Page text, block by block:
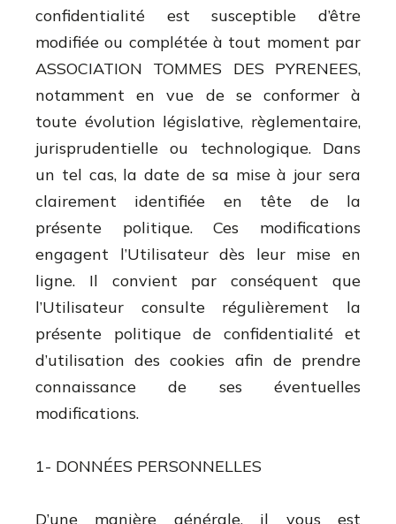
confidentialité est susceptible d’être
modifiée ou complétée à tout moment par
ASSOCIATION TOMMES DES PYRENEES,
notamment en vue de se conformer à
toute évolution législative, règlementaire,
jurisprudentielle ou technologique. Dans
un tel cas, la date de sa mise à jour sera
clairement identifiée en tête de la
présente politique. Ces modifications
engagent l’Utilisateur dès leur mise en
ligne. Il convient par conséquent que
l’Utilisateur consulte régulièrement la
présente politique de confidentialité et
d’utilisation des cookies afin de prendre
connaissance de ses éventuelles
modifications.
1- DONNÉES PERSONNELLES
D’une manière générale, il vous est